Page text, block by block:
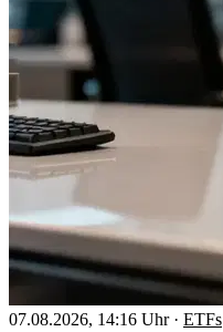
07.08.2026, 14:16 Uhr · ETFs